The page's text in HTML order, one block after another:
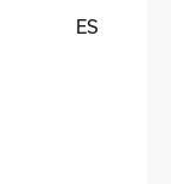
ES